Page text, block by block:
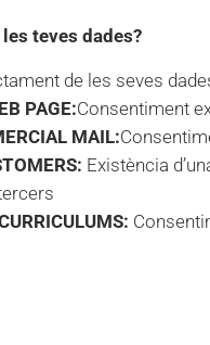
teves dades?
de les seves
PAGE:Consentiment
MAIL:
Existència